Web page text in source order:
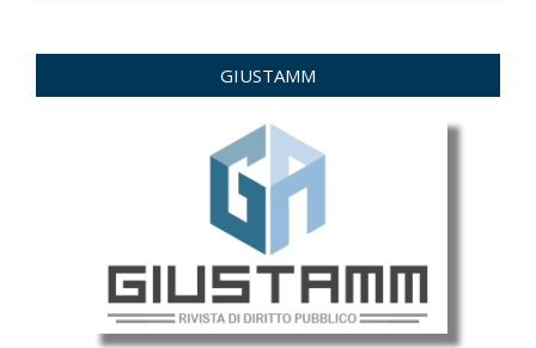
GIUSTAMM